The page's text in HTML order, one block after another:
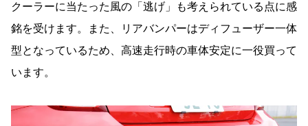
クーラーに当たった風の「逃げ」も考えられている点に感
銘を受けます。また、リアバンパーはディフューザー一体
型となっているため、高速走行時の車体安定に一役買って
います。